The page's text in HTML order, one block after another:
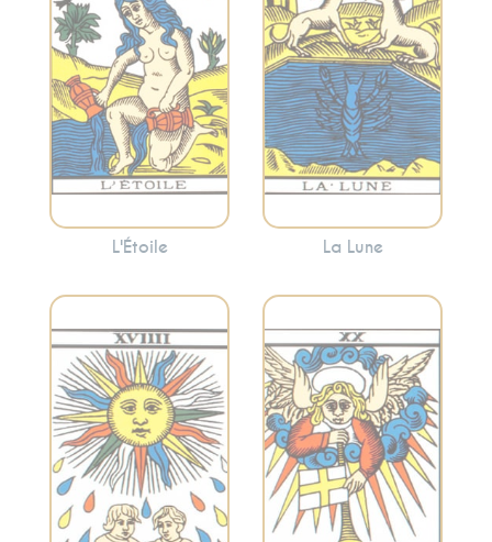
que des moments
de calme et de
réflexion peuvent
apporter la clarté.
L'Étoile
des périodes de
confusion
émotionnelle ou
l’appel à écouter
votre intuition.
La Lune
Symbolise la joie, la
réussite, la vitalité
et la clarté. Le
Soleil apporte une
énergie positive et
encourage à
Représente la
réévaluation, la
transformation et
l’appel intérieur. Le
Jugement peut
indiquer une
période de